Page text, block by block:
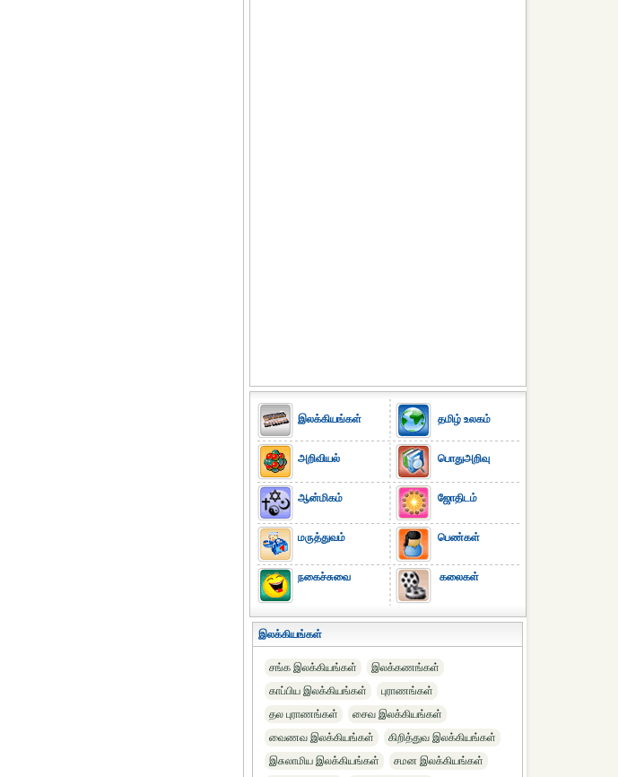
இலக்கியங்கள்
அறிவியல்
ஆன்மிகம்
மருத்துவம்
நகைச்சுவை
தமிழ் உலகம்
பொதுஅறிவு
ஜோதிடம்
பெண்கள்
கலைகள்
இலக்கியங்கள்
சங்க இலக்கியங்கள்
இலக்கணங்கள்
காப்பிய இலக்கியங்கள்
புராணங்கள்
தல புராணங்கள்
சைவ இலக்கியங்கள்
வைணவ இலக்கியங்கள்
கிறித்துவ இலக்கியங்கள்
இசுலாமிய இலக்கியங்கள்
சமன இலக்கியங்கள்